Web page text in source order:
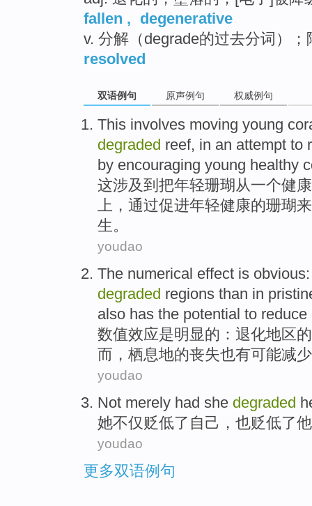
fallen , degenerative
v. 分解（degrade的过去分词）
resolved
双语例句 原声例句 权威例句
This involves moving young
degraded reef, in an attempt to
by encouraging young healthy
这涉及到 把年轻珊瑚 从一个健康
上， 通过促进年轻健康的珊瑚来
生。
youdao
The numerical effect is obvious
degraded regions than in
also has the potential to reduce
数值效应是明显的： 退化地区的
而 ， 栖息地的丧失也有可能减少
youdao
Not merely had she degraded
她不仅 贬低了自己 ，也贬低了他
youdao
更多双语例句